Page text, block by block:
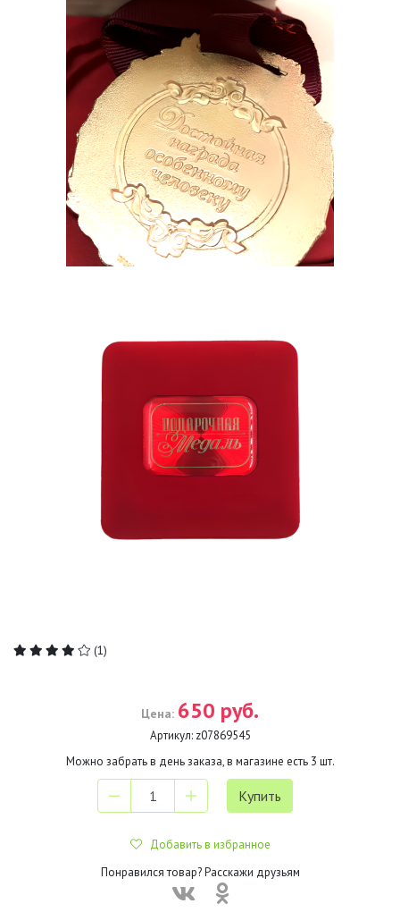
(1)
Цена: 650 руб.
Артикул: z07869545
Можно забрать в день заказа, в магазине есть 3 шт.
Добавить в избранное
Понравился товар? Расскажи друзьям